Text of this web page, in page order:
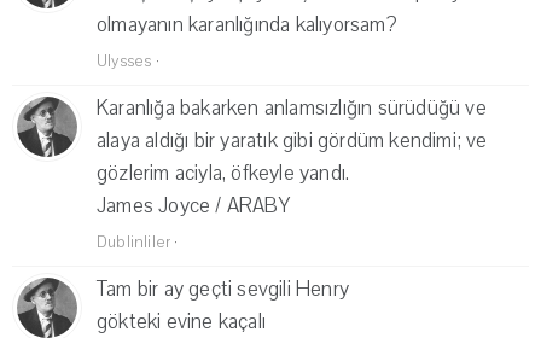
olmayanın karanlığında kalıyorsam?
Ulysses ·
Karanlığa bakarken anlamsızlığın sürüdüğü ve
alaya aldığı bir yaratık gibi gördüm kendimi; ve
gözlerim aciyla, öfkeyle yandı.
James Joyce / ARABY
Dublinliler ·
Tam bir ay geçti sevgili Henry
gökteki evine kaçalı